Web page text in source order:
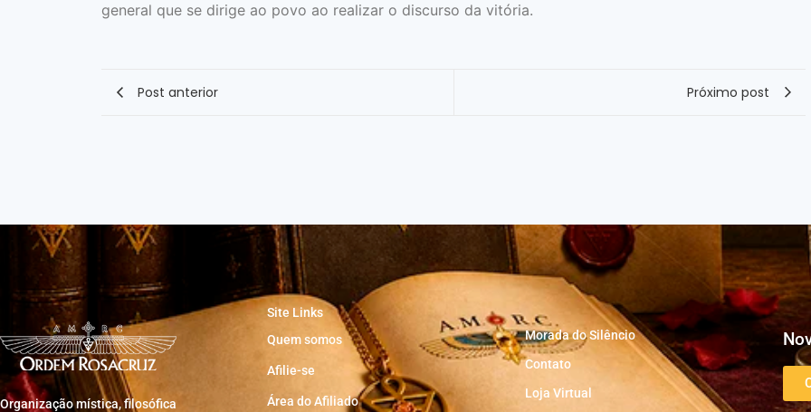
general que se dirige ao povo ao realizar o discurso da vitória.
Post anterior Próximo post
Organização mística, filosófica
Site Links
Quem somos
Afilie-se
Área do Afiliado
Morada do Silêncio
Contato
Loja Virtual